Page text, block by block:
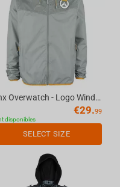
Jinx Overwatch - Logo Windbreaker Jacket Grey, XS
€29.99
disponibles
SELECT SIZE